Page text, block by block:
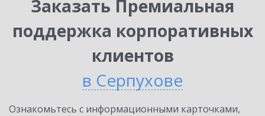
Заказать Премиальная
поддержка корпоративных
клиентов
в Серпухове
Ознакомьтесь с информационными карточками,